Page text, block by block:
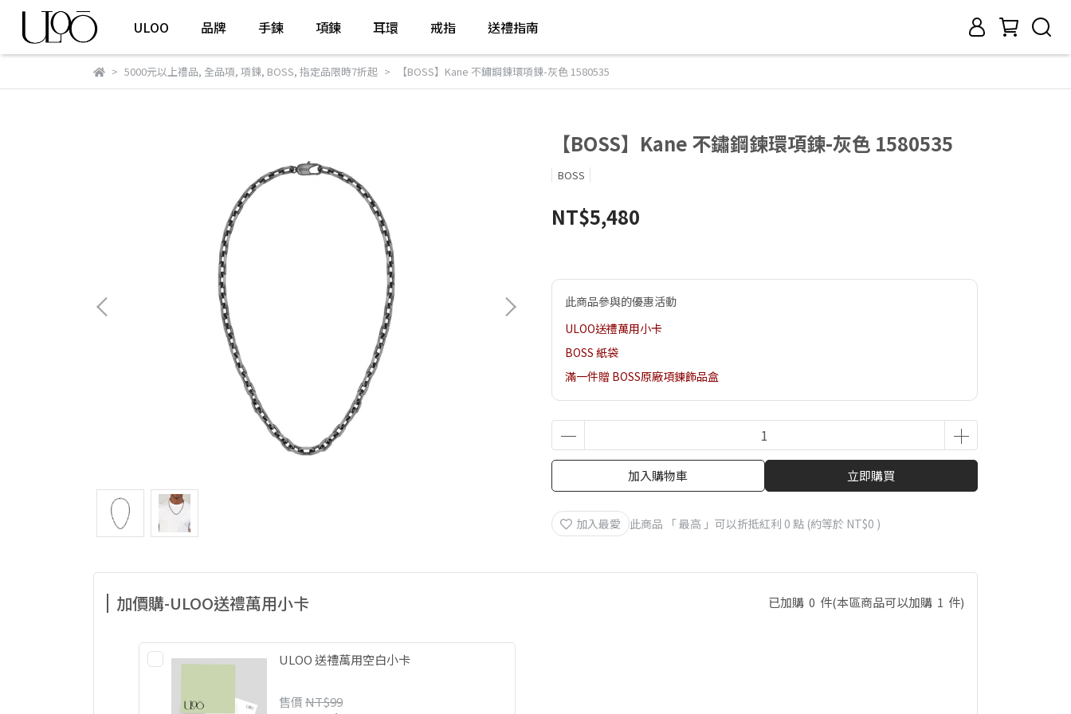
ULOO 品牌 手鍊 項鍊 耳環 戒指 送禮指南
5000元以上禮品, 全品項, 項鍊, BOSS, 指定品限時7折起 【BOSS】Kane 不鏽鋼鍊環項鍊-灰色 1580535
【BOSS】Kane 不鏽鋼鍊環項鍊-灰色 1580535
BOSS
NT$5,480
此商品參與的優惠活動
ULOO送禮萬用小卡
BOSS 紙袋
滿一件贈 BOSS原廠項鍊飾品盒
加入購物車 立即購買
加入最愛 此商品 「 最高 」可以折抵紅利 0 點 (約等於 NT$0 )
加價購-ULOO送禮萬用小卡 已加購 0 件(本區商品可以加購 1 件)
ULOO 送禮萬用空白小卡
售價NT$99